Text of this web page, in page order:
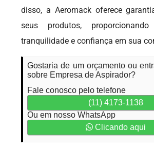
disso, a Aeromack oferece
seus produtos,
tranquilidade e confiança em sua
Gostaria de um orçamento ou
sobre Empresa de Aspirador?
Fale conosco pelo telefone
(11) 4173-1138
Ou em nosso WhatsApp
Clicando aqui